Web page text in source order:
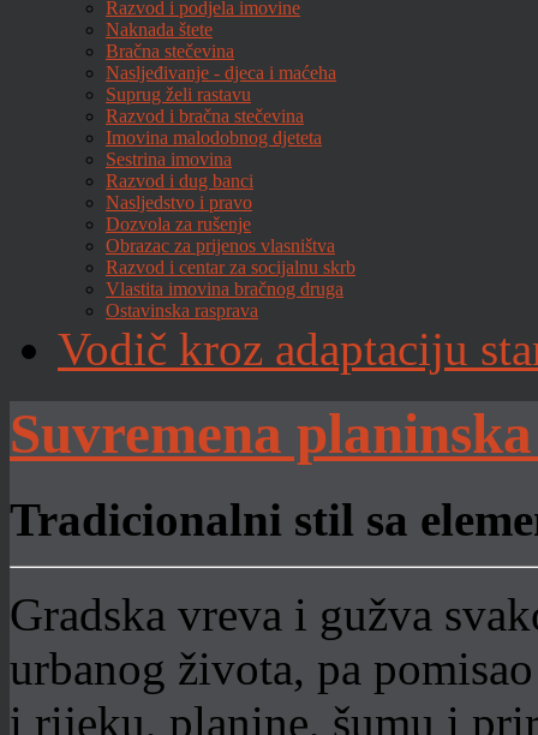
Razvod i podjela imovine
Naknada štete
Bračna stečevina
Nasljeđivanje - djeca i maćeha
Suprug želi rastavu
Razvod i bračna stečevina
Imovina malodobnog djeteta
Sestrina imovina
Razvod i dug banci
Nasljedstvo i pravo
Dozvola za rušenje
Obrazac za prijenos vlasništva
Razvod i centar za socijalnu skrb
Vlastita imovina bračnog druga
Ostavinska rasprava
Vodič kroz adaptaciju
Suvremena
Tradicionalni stil sa
Gradska vreva i gužva
urbanog života, pa
i rijeku, planine, šumu i